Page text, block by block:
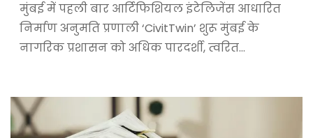
मुंबई में पहली बार आर्टिफिशियल इंटेलिजेंस आधारित
निर्माण अनुमति प्रणाली ‘CivitTwin’ शुरू मुंबई के
नागरिक प्रशासन को अधिक पारदर्शी, त्वरित…